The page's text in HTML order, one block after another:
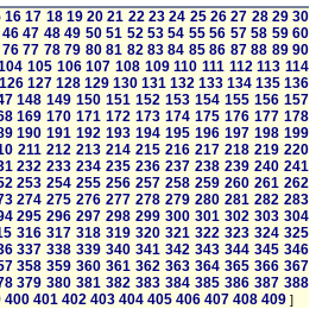
16 17 18 19 20 21 22 23 24 25 26 27 28 29 30
46 47 48 49 50 51 52 53 54 55 56 57 58 59 60
76 77 78 79 80 81 82 83 84 85 86 87 88 89 90
105 106 107 108 109 110 111 112 113 114
126 127 128 129 130 131 132 133 134 135 136
148 149 150 151 152 153 154 155 156 157
169 170 171 172 173 174 175 176 177 178
190 191 192 193 194 195 196 197 198 199
211 212 213 214 215 216 217 218 219 220
232 233 234 235 236 237 238 239 240 241
253 254 255 256 257 258 259 260 261 262
274 275 276 277 278 279 280 281 282 283
295 296 297 298 299 300 301 302 303 304
316 317 318 319 320 321 322 323 324 325
337 338 339 340 341 342 343 344 345 346
358 359 360 361 362 363 364 365 366 367
379 380 381 382 383 384 385 386 387 388
400 401 402 403 404 405 406 407 408 409 ]